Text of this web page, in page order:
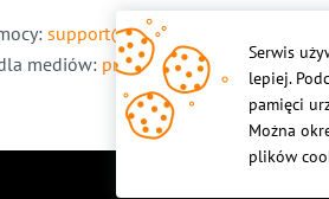
: support@ridero.pl
mediów: pr@ridero.pl
Serwis
lepiej.
pamięci
Można
plików